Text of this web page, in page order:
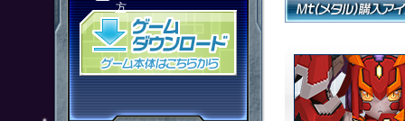
方
「鋼鉄戦記Ｃ２１」ゲームダウン